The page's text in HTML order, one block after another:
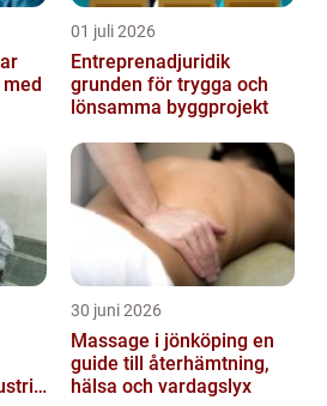
01 juli 2026
Entreprenadjuridik
grunden för trygga och
lönsamma byggprojekt
30 juni 2026
Massage i jönköping en
guide till återhämtning,
hälsa och vardagslyx